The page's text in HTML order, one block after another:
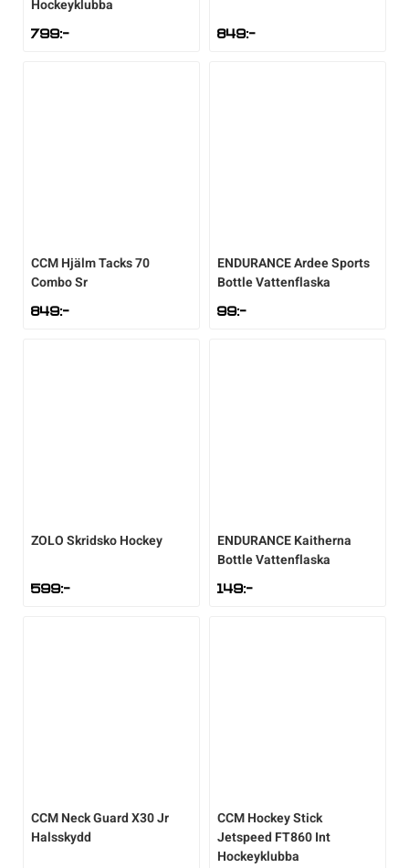
Hockeyklubba
799:- 849:-
CCMHjälm Tacks 70
Combo Sr
849:-
ENDURANCEArdee Sports
Bottle Vattenflaska
99:-
ZOLOSkridsko Hockey
599:-
ENDURANCEKaitherna
Bottle Vattenflaska
149:-
CCMNeck Guard X30 Jr
Halsskydd
CCMHockey Stick
Jetspeed FT860 Int
Hockeyklubba